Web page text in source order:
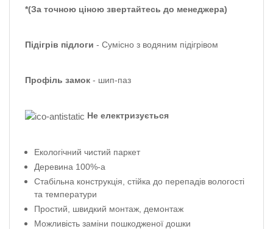
*(За точною ціною звертайтесь до менеджера)
Підігрів підлоги - Сумісно з водяним підігрівом
Профіль замок - шип-паз
Не електризується
Екологічний чистий паркет
Деревина 100%-а
Стабільна конструкція, стійка до перепадів вологості
та температури
Простий, швидкий монтаж, демонтаж
Можливість заміни пошкодженої дошки